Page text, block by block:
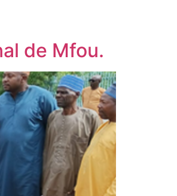
de Mfou.